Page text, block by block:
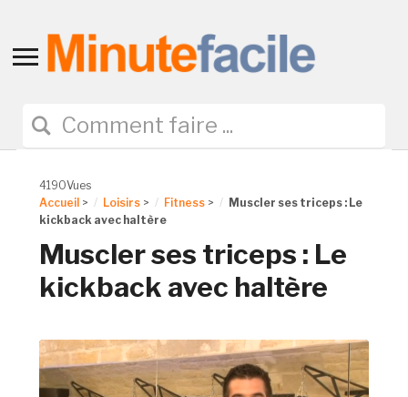
Toggle
navigation
4190Vues
Accueil > Loisirs > Fitness >
Muscler ses triceps : Le
kickback avec haltère
Muscler ses triceps : Le
kickback avec haltère